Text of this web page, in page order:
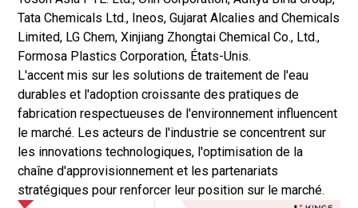
Tata Chemicals Ltd., Ineos, Gujarat Alcalies and Chemicals
Limited, LG Chem, Xinjiang Zhongtai Chemical Co., Ltd.,
Formosa Plastics Corporation, États-Unis.
L'accent mis sur les solutions de traitement de l'eau
durables et l'adoption croissante des pratiques de
fabrication respectueuses de l'environnement influencent
le marché. Les acteurs de l'industrie se concentrent sur
les innovations technologiques, l'optimisation de la
chaîne d'approvisionnement et les partenariats
stratégiques pour renforcer leur position sur le marché.